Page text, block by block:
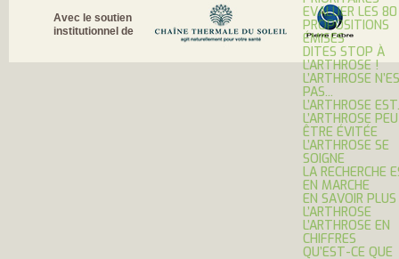
EVALUER LES 80
PROPOSITIONS
ÉMISES
DITES STOP À
L’ARTHROSE !
L’ARTHROSE
PAS...
L’ARTHROSE
L’ARTHROSE
ÊTRE ÉVITÉE
L’ARTHROSE SE
SOIGNE
LA RECHERCHE
EN MARCHE
EN SAVOIR PLUS
L’ARTHROSE
L’ARTHROSE EN
CHIFFRES
QU’EST-CE QUE
Avec le soutien
institutionnel de